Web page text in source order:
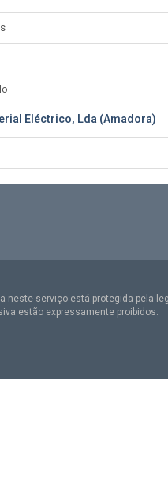
Eléctrico, Lda (Amadora)
neste serviço está protegida pela
estão expressamente proibidos.